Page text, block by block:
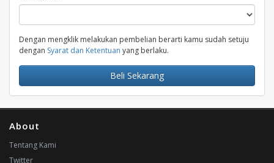
Dengan mengklik melakukan pembelian berarti kamu sudah setuju
dengan Syarat dan Ketentuan yang berlaku.
Beli Sekarang
About
Tentang Kami
Twitter